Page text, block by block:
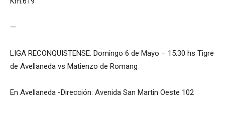
—
LIGA RECONQUISTENSE: Domingo 6 de Mayo – 15.30 hs Tigre
de Avellaneda vs Matienzo de Romang
En Avellaneda -Dirección: Avenida San Martin Oeste 102